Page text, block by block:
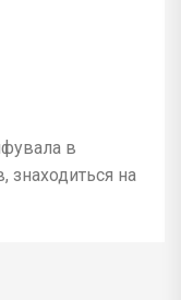
в
знаходиться на